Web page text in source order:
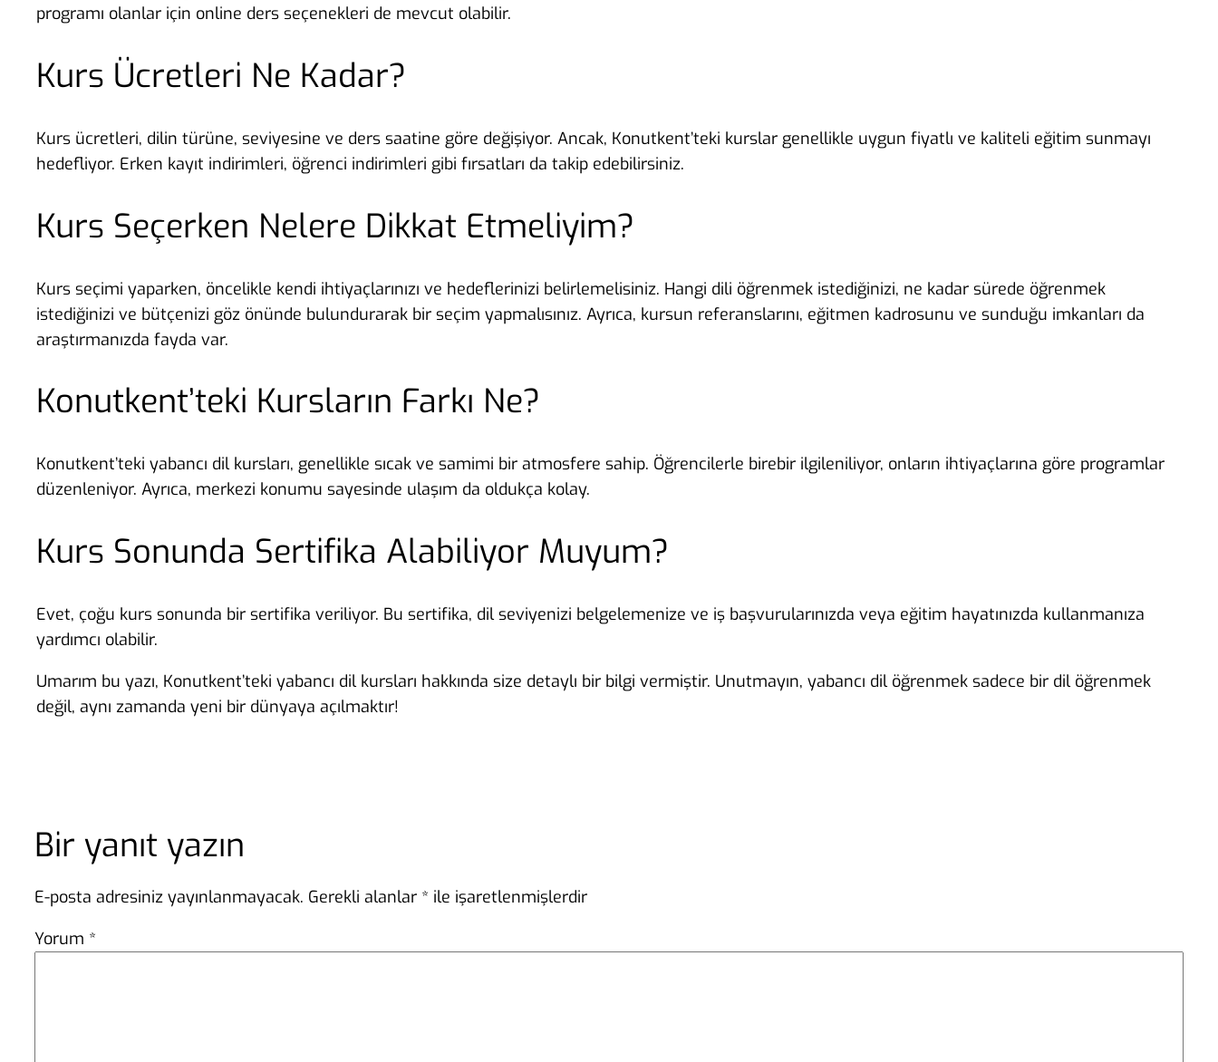
programı olanlar için online ders seçenekleri de mevcut olabilir.
Kurs Ücretleri Ne Kadar?
Kurs ücretleri, dilin türüne, seviyesine ve ders saatine göre değişiyor. Ancak, Konutkent’teki kurslar genellikle uygun fiyatlı ve kaliteli eğitim sunmayı
hedefliyor. Erken kayıt indirimleri, öğrenci indirimleri gibi fırsatları da takip edebilirsiniz.
Kurs Seçerken Nelere Dikkat Etmeliyim?
Kurs seçimi yaparken, öncelikle kendi ihtiyaçlarınızı ve hedeflerinizi belirlemelisiniz. Hangi dili öğrenmek istediğinizi, ne kadar sürede öğrenmek
istediğinizi ve bütçenizi göz önünde bulundurarak bir seçim yapmalısınız. Ayrıca, kursun referanslarını, eğitmen kadrosunu ve sunduğu imkanları da
araştırmanızda fayda var.
Konutkent’teki Kursların Farkı Ne?
Konutkent’teki yabancı dil kursları, genellikle sıcak ve samimi bir atmosfere sahip. Öğrencilerle birebir ilgileniliyor, onların ihtiyaçlarına göre programlar
düzenleniyor. Ayrıca, merkezi konumu sayesinde ulaşım da oldukça kolay.
Kurs Sonunda Sertifika Alabiliyor Muyum?
Evet, çoğu kurs sonunda bir sertifika veriliyor. Bu sertifika, dil seviyenizi belgelemenize ve iş başvurularınızda veya eğitim hayatınızda kullanmanıza
yardımcı olabilir.
Umarım bu yazı, Konutkent’teki yabancı dil kursları hakkında size detaylı bir bilgi vermiştir. Unutmayın, yabancı dil öğrenmek sadece bir dil öğrenmek
değil, aynı zamanda yeni bir dünyaya açılmaktır!
Bir yanıt yazın
E-posta adresiniz yayınlanmayacak. Gerekli alanlar * ile işaretlenmişlerdir
Yorum *